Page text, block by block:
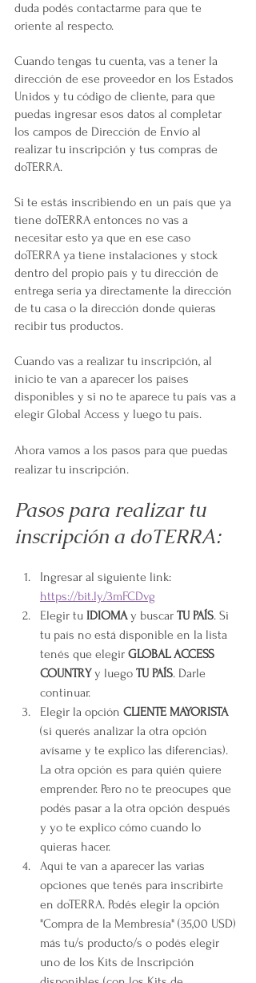
duda podés contactarme para que te
oriente al respecto.
Cuando tengas tu cuenta, vas a tener la
dirección de ese proveedor en los Estados
Unidos y tu código de cliente, para que
puedas ingresar esos datos al completar
los campos de Dirección de Envío al
realizar tu inscripción y tus compras de
doTERRA.
Si te estás inscribiendo en un país que ya
tiene doTERRA entonces no vas a
necesitar esto ya que en ese caso
doTERRA ya tiene instalaciones y stock
dentro del propio país y tu dirección de
entrega sería ya directamente la dirección
de tu casa o la dirección donde quieras
recibir tus productos.
Cuando vas a realizar tu inscripción, al
inicio te van a aparecer los países
disponibles y si no te aparece tu país vas a
elegir Global Access y luego tu país.
Ahora vamos a los pasos para que puedas
realizar tu inscripción.
Pasos para realizar tu
inscripción a doTERRA:
Ingresar al siguiente link:
https://bit.ly/3mFCDvg
Elegir tu IDIOMA y buscar TU PAÍS. Si
tu país no está disponible en la lista
tenés que elegir GLOBAL ACCESS
COUNTRY y luego TU PAÍS. Darle
continuar.
Elegir la opción CLIENTE MAYORISTA
(si querés analizar la otra opción
avísame y te explico las diferencias).
La otra opción es para quién quiere
emprender. Pero no te preocupes que
podés pasar a la otra opción después
y yo te explico cómo cuando lo
quieras hacer.
Aquí te van a aparecer las varias
opciones que tenés para inscribirte
en doTERRA. Podés elegir la opción
"Compra de la Membresía" (35,00 USD)
más tu/s producto/s o podés elegir
uno de los Kits de Inscripción